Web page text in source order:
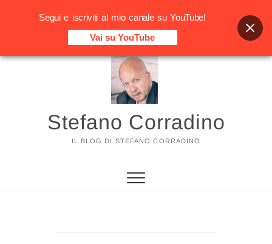
Vai
Stefano Corradino
IL BLOG DI STEFANO CORRADINO
Segui e iscriviti al mio canale su YouTube!
Vai su YouTube